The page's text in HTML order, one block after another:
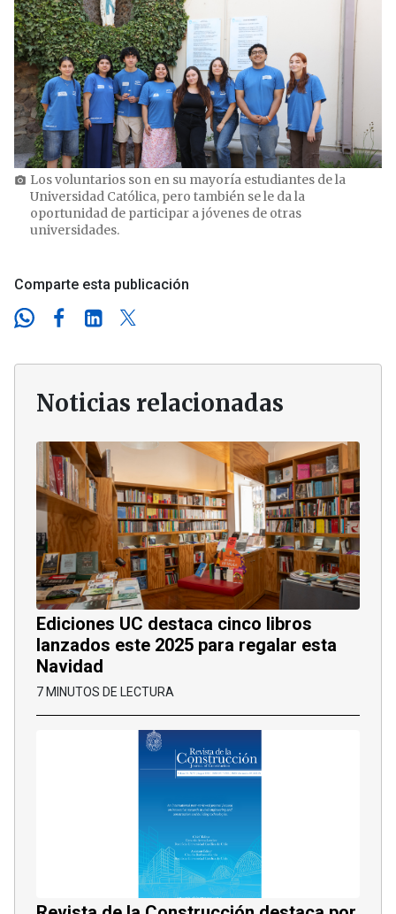
photo_camera Los voluntarios son en su mayoría estudiantes de la
Universidad Católica, pero también se le da la
oportunidad de participar a jóvenes de otras
universidades.
Comparte esta publicación
Noticias relacionadas
Ediciones UC destaca cinco libros
lanzados este 2025 para regalar esta
Navidad
7 MINUTOS DE LECTURA